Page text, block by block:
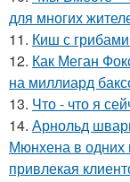
для многих
11. Киш с
12. Как Меган
на миллиард
13. Что - что я
14. Арнольд
Мюнхена в одних
привлекая